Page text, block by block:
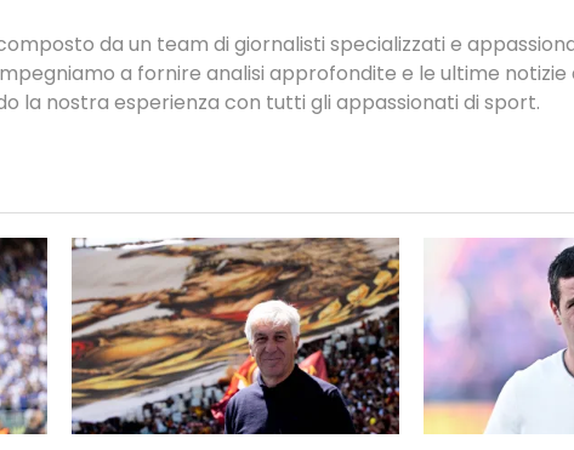
da un team di giornalisti specializzati e
a fornire analisi approfondite e le ultime notizie
la nostra esperienza con tutti gli appassionati di sport.